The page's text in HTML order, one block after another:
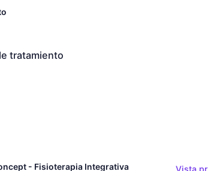
tratamiento
- Fisioterapia Integrativa Vista